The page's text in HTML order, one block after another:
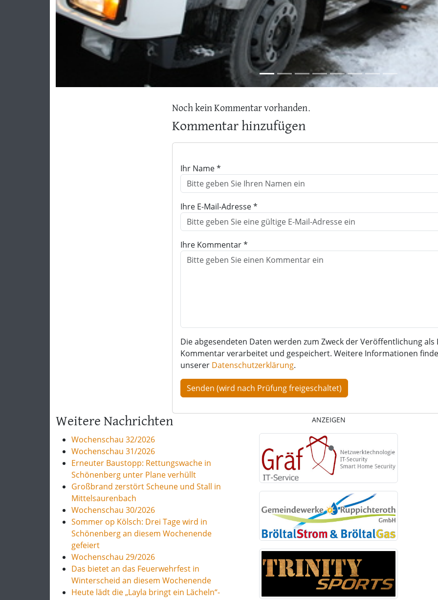
Noch kein Kommentar vorhanden.
Kommentar hinzufügen
Ihr Name *
Ihre E-Mail-Adresse *
Ihre Kommentar *
Die abgesendeten Daten werden zum Zweck der Veröffentlichung als
Kommentar verarbeitet und gespeichert. Weitere Informationen
unserer Datenschutzerklärung.
Weitere Nachrichten
Wochenschau 32/2026
Wochenschau 31/2026
Erneuter Baustopp: Rettungswache in
Schönenberg unter Plane verhüllt
Großbrand zerstört Scheune und Stall in
Mittelsaurenbach
Wochenschau 30/2026
Sommer op Kölsch: Drei Tage wird in
Schönenberg an diesem Wochenende
gefeiert
Wochenschau 29/2026
Das bietet an das Feuerwehrfest in
Winterscheid an diesem Wochenende
Heute lädt die „Layla bringt ein Lächeln“-
ANZEIGEN